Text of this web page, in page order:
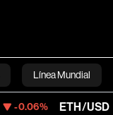
Línea Mundial
Bloomberg
ETH/USD 1,906.563